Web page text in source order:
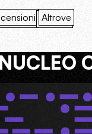
Altrove